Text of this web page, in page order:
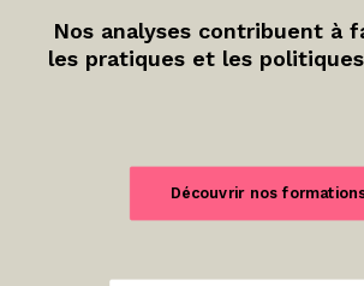
Nos analyses contribuent à
les pratiques et les
Découvrir nos